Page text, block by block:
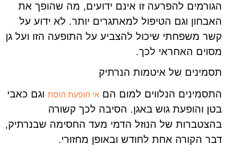
הגורמים להפרעה זו אינם ידועים, מה שהופך את
האבחון וגם הטיפול למאתגרים יותר. לא ידוע על
קשר משפחתי שיכול להצביע על התופעה הזו ועל גן
מסוים האחראי לכך.
תסמינים של איטמות הנרתיק
התסמינים הנלווים למום הם אי הופעת הוסת וגם כאבי
בטן והופעת גוש באגן. הסיבה לכך קשורה
בהצטברות של הנוזל הדמי מעד החסימה שבנרתיק,
דבר הקורה אחת לחודש ובאופן מחזורי.